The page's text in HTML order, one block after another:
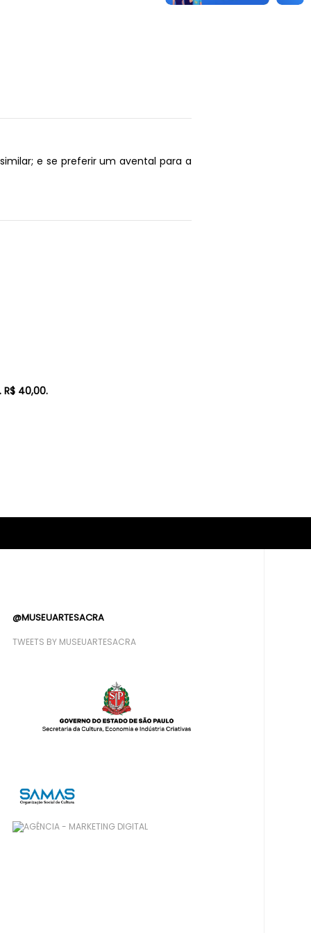
e se preferir um avental para a
40,00.
@MUSEUARTESACRA
TWEETS BY MUSEUARTESACRA